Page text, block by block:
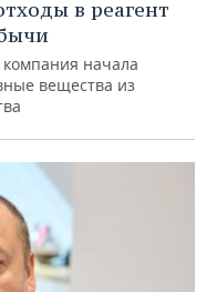
в реагент
начала
вещества из